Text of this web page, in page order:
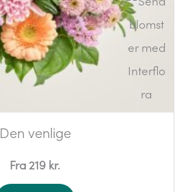
Den venlige
Fra 219 kr.